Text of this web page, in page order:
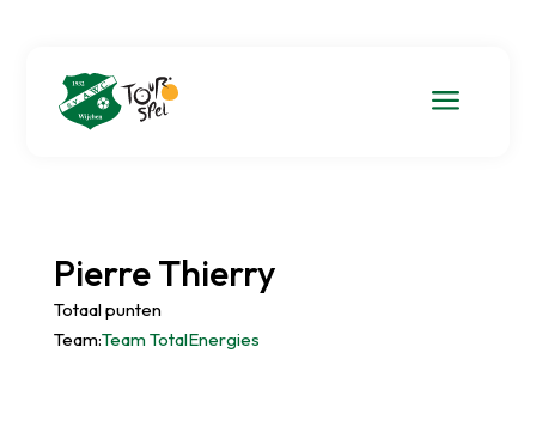
a
Pierre Thierry
Totaal punten
Team:Team TotalEnergies